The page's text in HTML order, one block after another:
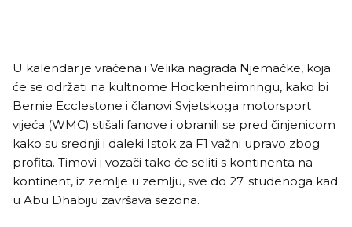
U kalendar je vraćena i Velika nagrada Njemačke, koja
će se održati na kultnome Hockenheimringu, kako bi
Bernie Ecclestone i članovi Svjetskoga motorsport
vijeća (WMC) stišali fanove i obranili se pred činjenicom
kako su srednji i daleki Istok za F1 važni upravo zbog
profita. Timovi i vozači tako će seliti s kontinenta na
kontinent, iz zemlje u zemlju, sve do 27. studenoga kad
u Abu Dhabiju završava sezona.